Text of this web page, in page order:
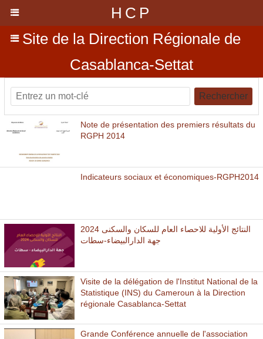
HCP
Site de la Direction Régionale de
Casablanca-Settat
Rechercher
Note de présentation des premiers résultats du
RGPH 2014
Indicateurs sociaux et économiques-RGPH2014
النتائج الأولية للاحصاء العام للسكان والسكنى 2024
جهة الدارالبيضاء-سطات
Visite de la délégation de l'Institut National de la
Statistique (INS) du Cameroun à la Direction
régionale Casablanca-Settat
Grande Conférence annuelle de l'association